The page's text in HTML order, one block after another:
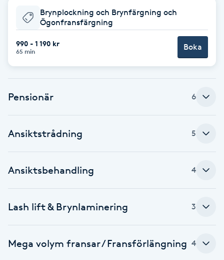
Extensions
Eyeliner-tatuering
F
Faceliftmassage
Fettreducering
Fillers
Brynplockning och Brynfärgning och
Ögonfransfärgning
990 - 1 190 kr
65 min Boka
Pensionär 6
Ansiktstrådning 5
Ansiktsbehandling 4
Lash lift & Brynlaminering 3
Mega volym fransar / Fransförlängning 4